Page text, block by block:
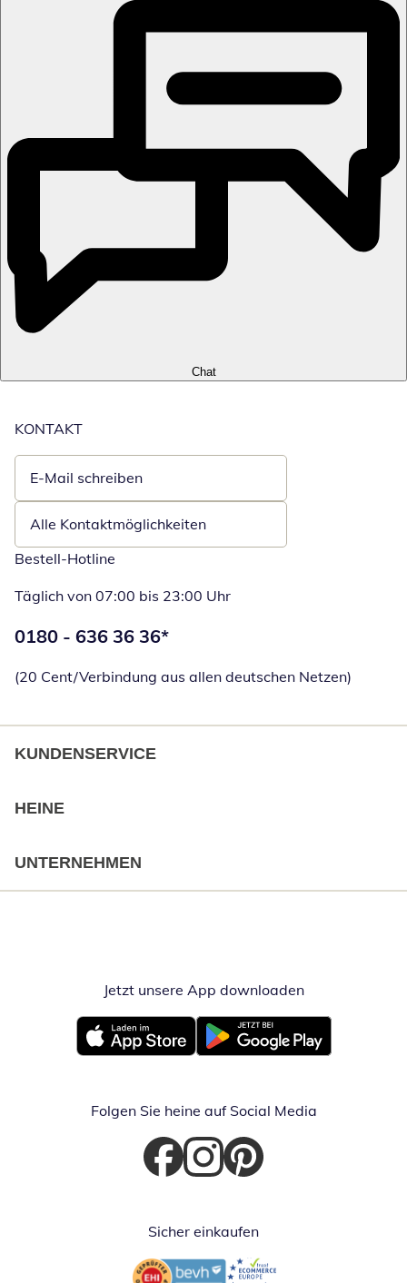
Chat
KONTAKT
E-Mail schreiben
Öffnet E-Mail-Client
Alle Kontaktmöglichkeiten
Bestell-Hotline
Täglich von 07:00 bis 23:00 Uhr
Telefonnummer:
0180 - 636 36 36*
(20 Cent/Verbindung aus allen deutschen Netzen)
KUNDENSERVICE
HEINE
UNTERNEHMEN
Jetzt unsere App downloadenÖffnet in
Öffnet in neuem FensterÖffnet in neuem Fenster
Folgen Sie heine auf Social Media
Öffnet in neuem Fenster
Öffnet in neuem Fenster
Öffnet in neuem Fenster
Sicher einkaufen